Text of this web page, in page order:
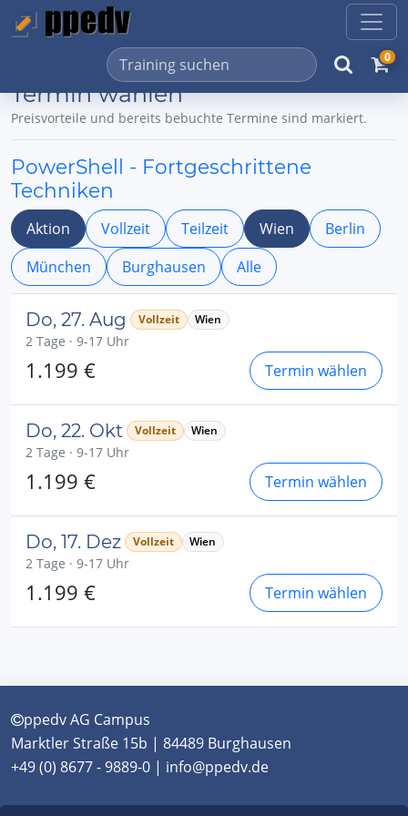
0
Termin wählen
Preisvorteile und bereits bebuchte Termine sind markiert.
PowerShell - Fortgeschrittene
Techniken
Aktion Vollzeit Teilzeit Wien
Berlin
München
Burghausen Alle
Do, 27. Aug Vollzeit Wien
2 Tage · 9-17 Uhr
1.199 € Termin wählen
Do, 22. Okt Vollzeit Wien
2 Tage · 9-17 Uhr
1.199 € Termin wählen
Do, 17. Dez Vollzeit Wien
2 Tage · 9-17 Uhr
1.199 € Termin wählen
ppedv AG Campus
Marktler Straße 15b | 84489 Burghausen
+49 (0) 8677 - 9889-0 | info@ppedv.de